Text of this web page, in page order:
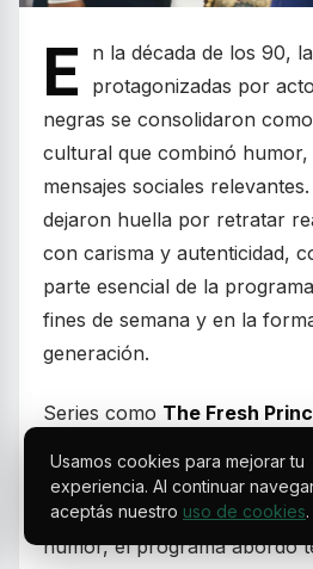
E
n la década de los 90,
protagonizadas por
negras se consolidaron
cultural que combinó
mensajes sociales
dejaron huella por retratar
con carisma y autenticidad,
parte esencial de la
fines de semana y en la
generación.
Series como The Fresh
que, tras meterse en
sus parientes adinerados en
humor, el programa abordó
Usamos cookies para mejorar tu
experiencia. Al continuar
aceptás nuestro uso de cookies.